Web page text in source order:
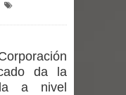
da la
a nivel